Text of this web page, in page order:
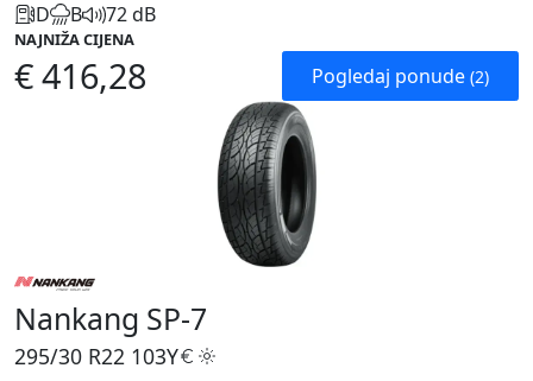
D B 72 dB
NAJNIŽA CIJENA
€ 416,28 Pogledaj ponude (2)
Nankang SP-7
295/30 R22 103Y